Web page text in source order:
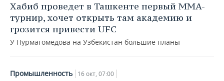
Хабиб проведет в Ташкенте первый MMA-
турнир, хочет открыть там академию и
грозится привести UFC
У Нурмагомедова на Узбекистан большие планы
Промышленность 16 окт, 07:00